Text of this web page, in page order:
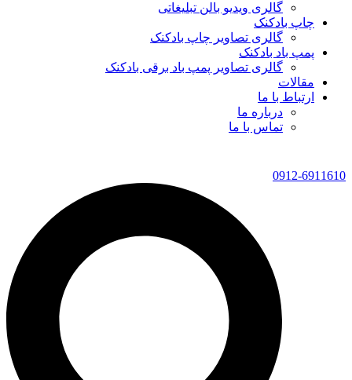
گالری ویدیو بالن تبلیغاتی
چاپ بادکنک
گالری تصاویر چاپ بادکنک
پمپ باد بادکنک
گالری تصاویر پمپ باد برقی بادکنک
مقالات
ارتباط با ما
درباره ما
تماس با ما
0912-6911610